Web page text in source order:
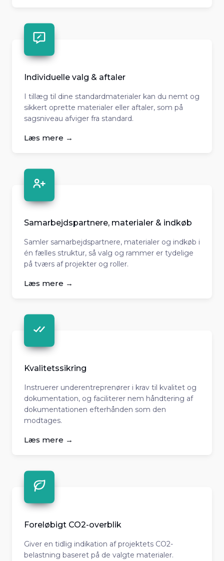
Individuelle valg & aftaler
I tillæg til dine standardmaterialer kan du nemt og
sikkert oprette materialer eller aftaler, som på
sagsniveau afviger fra standard.
Læs mere →
Samarbejdspartnere, materialer & indkøb
Samler samarbejdspartnere, materialer og indkøb i
én fælles struktur, så valg og rammer er tydelige
på tværs af projekter og roller.
Læs mere →
Kvalitetssikring
Instruerer underentreprenører i krav til kvalitet og
dokumentation, og faciliterer nem håndtering af
dokumentationen efterhånden som den
modtages.
Læs mere →
Foreløbigt CO2-overblik
Giver en tidlig indikation af projektets CO2-
belastning baseret på de valgte materialer.